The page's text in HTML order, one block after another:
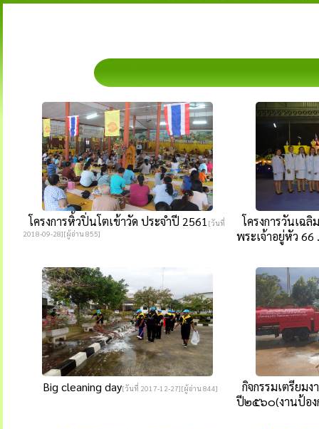
โครงการหิ้วปิ่นโตเข้าวัด ประจำปี 2561 [วันที่
2018-09-28][ผู้อ่าน 855]
โครงการวันเฉ
พระเจ้าอยู่หัว 66
Big cleaning day[วันที่ 2017-12-27][ผู้อ่าน 844]
กิจกรรมเตรียม
ปี๒๕๖๐(งานป้อง